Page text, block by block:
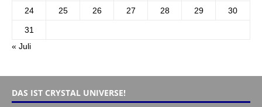
24 25 26 27 28 29 30
31
« Juli
DAS IST CRYSTAL UNIVERSE!